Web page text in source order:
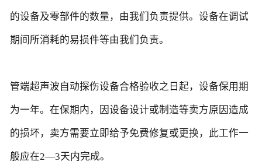
的设备及零部件的数量，由我们负责提供。设备在调试
期间所消耗的易损件等由我们负责。
管端超声波自动探伤设备合格验收之日起，设备保用期
为一年。在保期内，因设备设计或制造等卖方原因造成
的损坏，卖方需要立即给予免费修复或更换，此工作一
般应在2—3天内完成。